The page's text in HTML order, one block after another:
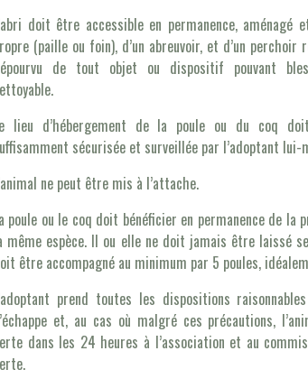
doit être accessible en permanence,
(paille ou foin), d’un abreuvoir, et d’un
de tout objet ou dispositif pouvant
lieu d’hébergement de la poule ou du coq
sécurisée et surveillée par l’adoptant lui-
ne peut être mis à l’attache.
poule ou le coq doit bénéficier en permanence de la
même espèce. Il ou elle ne doit jamais être laissé
être accompagné au minimum par 5 poules,
prend toutes les dispositions
et, au cas où malgré ces précautions,
dans les 24 heures à l’association et au